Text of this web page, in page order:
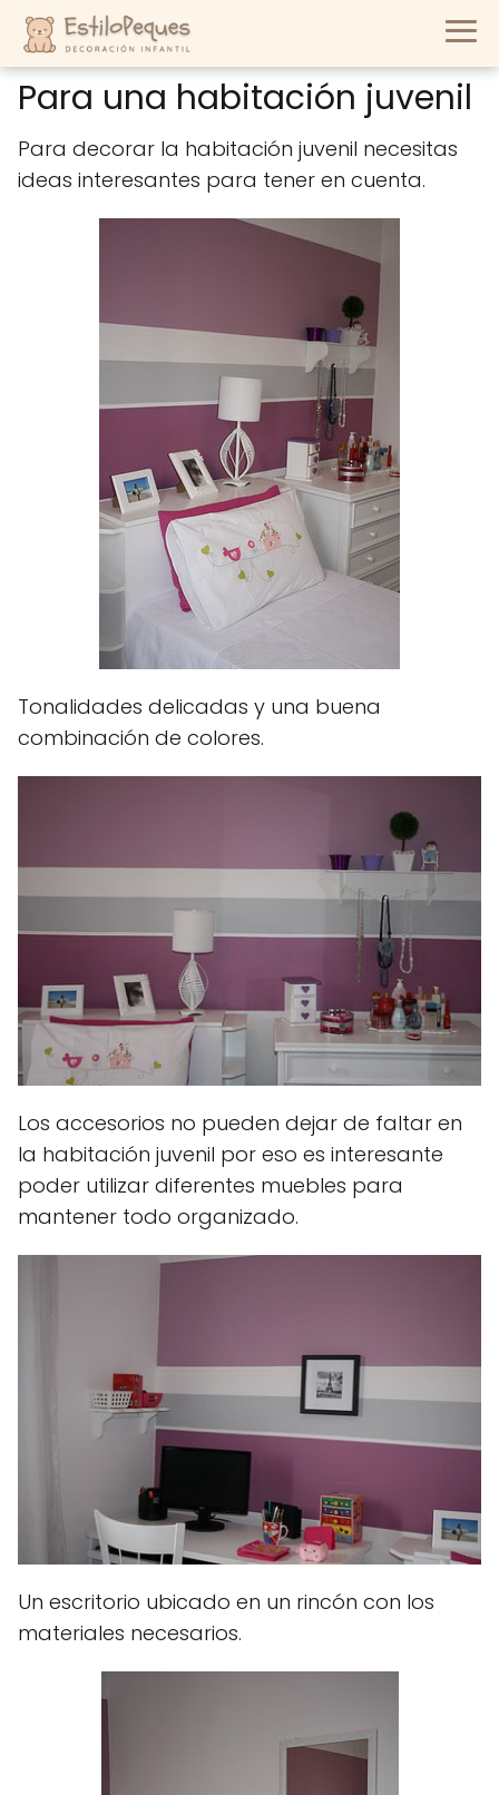
Para una habitación juvenil
Para decorar la habitación juvenil necesitas
ideas interesantes para tener en cuenta.
Tonalidades delicadas y una buena
combinación de colores.
Los accesorios no pueden dejar de faltar en
la habitación juvenil por eso es interesante
poder utilizar diferentes muebles para
mantener todo organizado.
Un escritorio ubicado en un rincón con los
materiales necesarios.